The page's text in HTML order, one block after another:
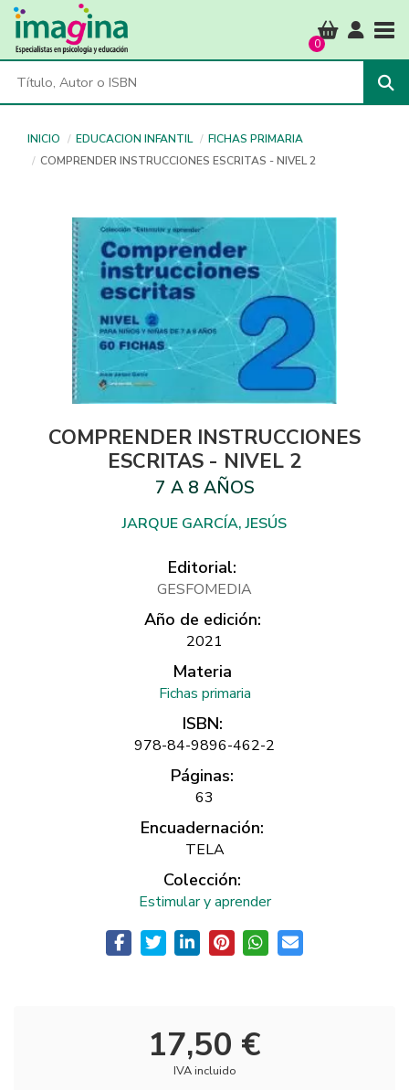
0
INICIO EDUCACION INFANTIL
FICHAS PRIMARIA
COMPRENDER INSTRUCCIONES ESCRITAS - NIVEL 2
COMPRENDER INSTRUCCIONES
ESCRITAS - NIVEL 2
7 A 8 AÑOS
JARQUE GARCÍA, JESÚS
Editorial:
GESFOMEDIA
Año de edición:
2021
Materia
Fichas primaria
ISBN:
978-84-9896-462-2
Páginas:
63
Encuadernación:
TELA
Colección:
Estimular y aprender
17,50 €
IVA incluido